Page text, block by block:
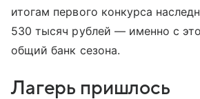
итогам первого конкурса
530 тысяч рублей — именно с
общий банк сезона.
Лагерь пришлось